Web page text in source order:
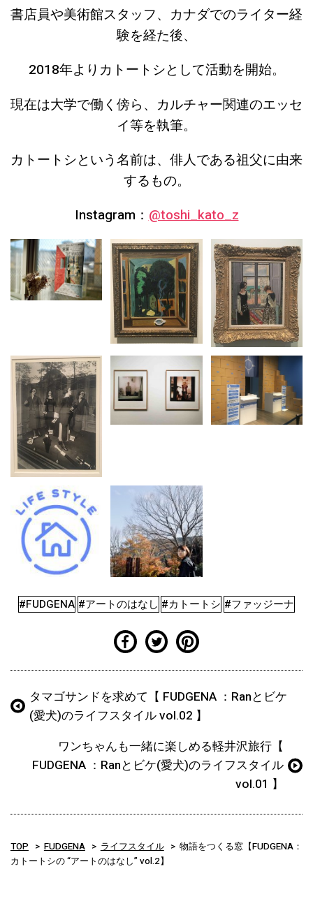
書店員や美術館スタッフ、カナダでのライター経
験を経た後、
2018年よりカトートシとして活動を開始。
現在は大学で働く傍ら、カルチャー関連のエッセ
イ等を執筆。
カトートシという名前は、俳人である祖父に由来
するもの。
Instagram：@toshi_kato_z
#FUDGENA #アートのはなし #カトートシ #ファッジーナ
タマゴサンドを求めて【 FUDGENA ：Ranとビケ
(愛犬)のライフスタイル vol.02 】
ワンちゃんも一緒に楽しめる軽井沢旅行【
FUDGENA ：Ranとビケ(愛犬)のライフスタイル
vol.01 】
TOP FUDGENA ライフスタイル
物語をつくる窓【FUDGENA：
カトートシの “アートのはなし” vol.2】